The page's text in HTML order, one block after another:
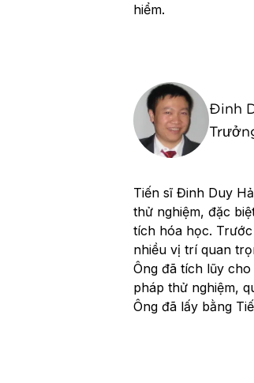
hiểm.
Đinh
Tiến sĩ Đinh Duy
thử nghiệm, đặc
tích hóa học.
nhiều vị trí quan
Ông đã tích lũy
pháp thử nghiệm,
Ông đã lấy bằng